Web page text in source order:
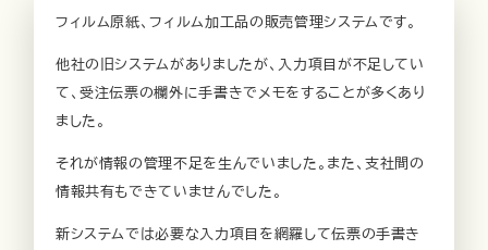
フィルム原紙、フィルム加工品の販売管理システムです。
他社の旧システムがありましたが、入力項目が不足してい
て、受注伝票の欄外に手書きでメモをすることが多くあり
ました。
それが情報の管理不足を生んでいました。また、支社間の
情報共有もできていませんでした。
新システムでは必要な入力項目を網羅して伝票の手書き